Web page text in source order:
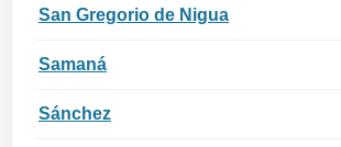
San Gregorio de Nigua
Samaná
Sánchez